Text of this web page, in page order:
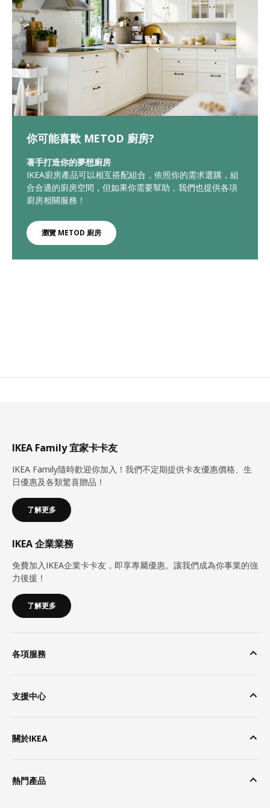
你可能喜歡 METOD 廚房?
著手打造你的夢想廚房
IKEA廚房產品可以相互搭配組合，依照你的需求選購，組
合合適的廚房空間，但如果你需要幫助，我們也提供各項
廚房相關服務！
瀏覽 METOD 廚房
IKEA Family 宜家卡卡友
IKEA Family隨時歡迎你加入！我們不定期提供卡友優惠價格、生
日優惠及各類驚喜贈品！
了解更多
IKEA 企業業務
免費加入IKEA企業卡卡友，即享專屬優惠。讓我們成為你事業的強
力後援！
了解更多
各項服務
支援中心
關於IKEA
熱門產品